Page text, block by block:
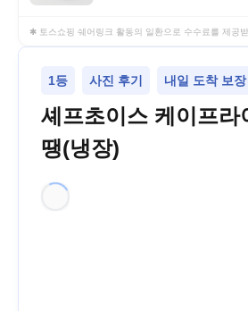
✱ 토스쇼핑 쉐어링크 활동의 일환으로 수수료를 제공
1등 사진 후기 내일 도착 보
셰프초이스 케이프라
땡(냉장)